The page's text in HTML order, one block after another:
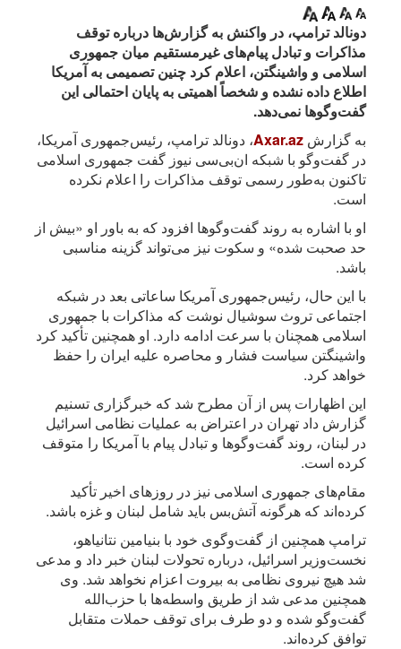
دونالد ترامپ، در واکنش به گزارش‌ها درباره توقف
مذاکرات و تبادل پیام‌های غیرمستقیم میان جمهوری
اسلامی و واشینگتن، اعلام کرد چنین تصمیمی به آمریکا
اطلاع داده نشده و شخصاً اهمیتی به پایان احتمالی این
گفت‌وگوها نمی‌دهد.
به گزارش Axar.az، دونالد ترامپ، رئیس‌جمهوری آمریکا،
در گفت‌وگو با شبکه ان‌بی‌سی نیوز گفت جمهوری اسلامی
تاکنون به‌طور رسمی توقف مذاکرات را اعلام نکرده
است.
او با اشاره به روند گفت‌وگوها افزود که به باور او «بیش از
حد صحبت شده» و سکوت نیز می‌تواند گزینه مناسبی
باشد.
با این حال، رئیس‌جمهوری آمریکا ساعاتی بعد در شبکه
اجتماعی تروث سوشیال نوشت که مذاکرات با جمهوری
اسلامی همچنان با سرعت ادامه دارد. او همچنین تأکید کرد
واشینگتن سیاست فشار و محاصره علیه ایران را حفظ
خواهد کرد.
این اظهارات پس از آن مطرح شد که خبرگزاری تسنیم
گزارش داد تهران در اعتراض به عملیات نظامی اسرائیل
در لبنان، روند گفت‌وگوها و تبادل پیام با آمریکا را متوقف
کرده است.
مقام‌های جمهوری اسلامی نیز در روزهای اخیر تأکید
کرده‌اند که هرگونه آتش‌بس باید شامل لبنان و غزه باشد.
ترامپ همچنین از گفت‌وگوی خود با بنیامین نتانیاهو،
نخست‌وزیر اسرائیل، درباره تحولات لبنان خبر داد و مدعی
شد هیچ نیروی نظامی به بیروت اعزام نخواهد شد. وی
همچنین مدعی شد از طریق واسطه‌ها با حزب‌الله
گفت‌وگو شده و دو طرف برای توقف حملات متقابل
توافق کرده‌اند.